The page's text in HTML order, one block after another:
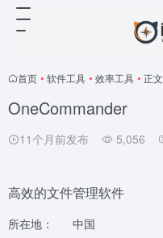
首页 • 软件工具 • 效率工具 • 正文
OneCommander
11个月前发布 5,056
高效的文件管理软件
所在地：
中国